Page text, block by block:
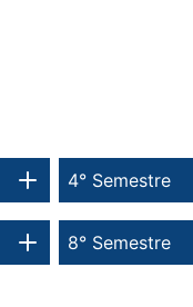
8° Semestre
4° Semestre